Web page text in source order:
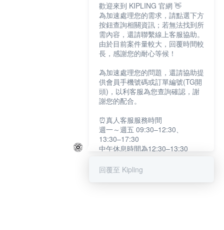
歡迎來到 KIPLING 官網 👋
為加速處理您的需求，請點選下方
按鈕查詢相關資訊；若無法找到所
需內容，還請聯繫線上客服協助。
由於目前案件量較大，回覆時間較
長，感謝您的耐心等候！
為加速處理您的問題，還請協助提
供會員手機號碼或訂單編號(TG開
頭)，以利客服為您查詢確認，謝
謝您的配合。
⏰真人客服服務時間
週一～週五 09:30–12:30、
13:30–17:30
中午休息時間為12:30–13:30
提醒您：系統會自動已讀訊息，如
回覆至 Kipling